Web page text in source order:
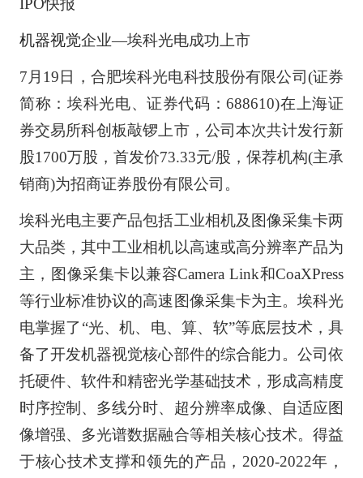
IPO快报
机器视觉企业—埃科光电成功上市
7月19日，合肥埃科光电科技股份有限公司(证券
简称：埃科光电、证券代码：688610)在上海证
券交易所科创板敲锣上市，公司本次共计发行新
股1700万股，首发价73.33元/股，保荐机构(主承
销商)为招商证券股份有限公司。
埃科光电主要产品包括工业相机及图像采集卡两
大品类，其中工业相机以高速或高分辨率产品为
主，图像采集卡以兼容Camera Link和CoaXPress
等行业标准协议的高速图像采集卡为主。埃科光
电掌握了“光、机、电、算、软”等底层技术，具
备了开发机器视觉核心部件的综合能力。公司依
托硬件、软件和精密光学基础技术，形成高精度
时序控制、多线分时、超分辨率成像、自适应图
像增强、多光谱数据融合等相关核心技术。得益
于核心技术支撑和领先的产品，2020-2022年，